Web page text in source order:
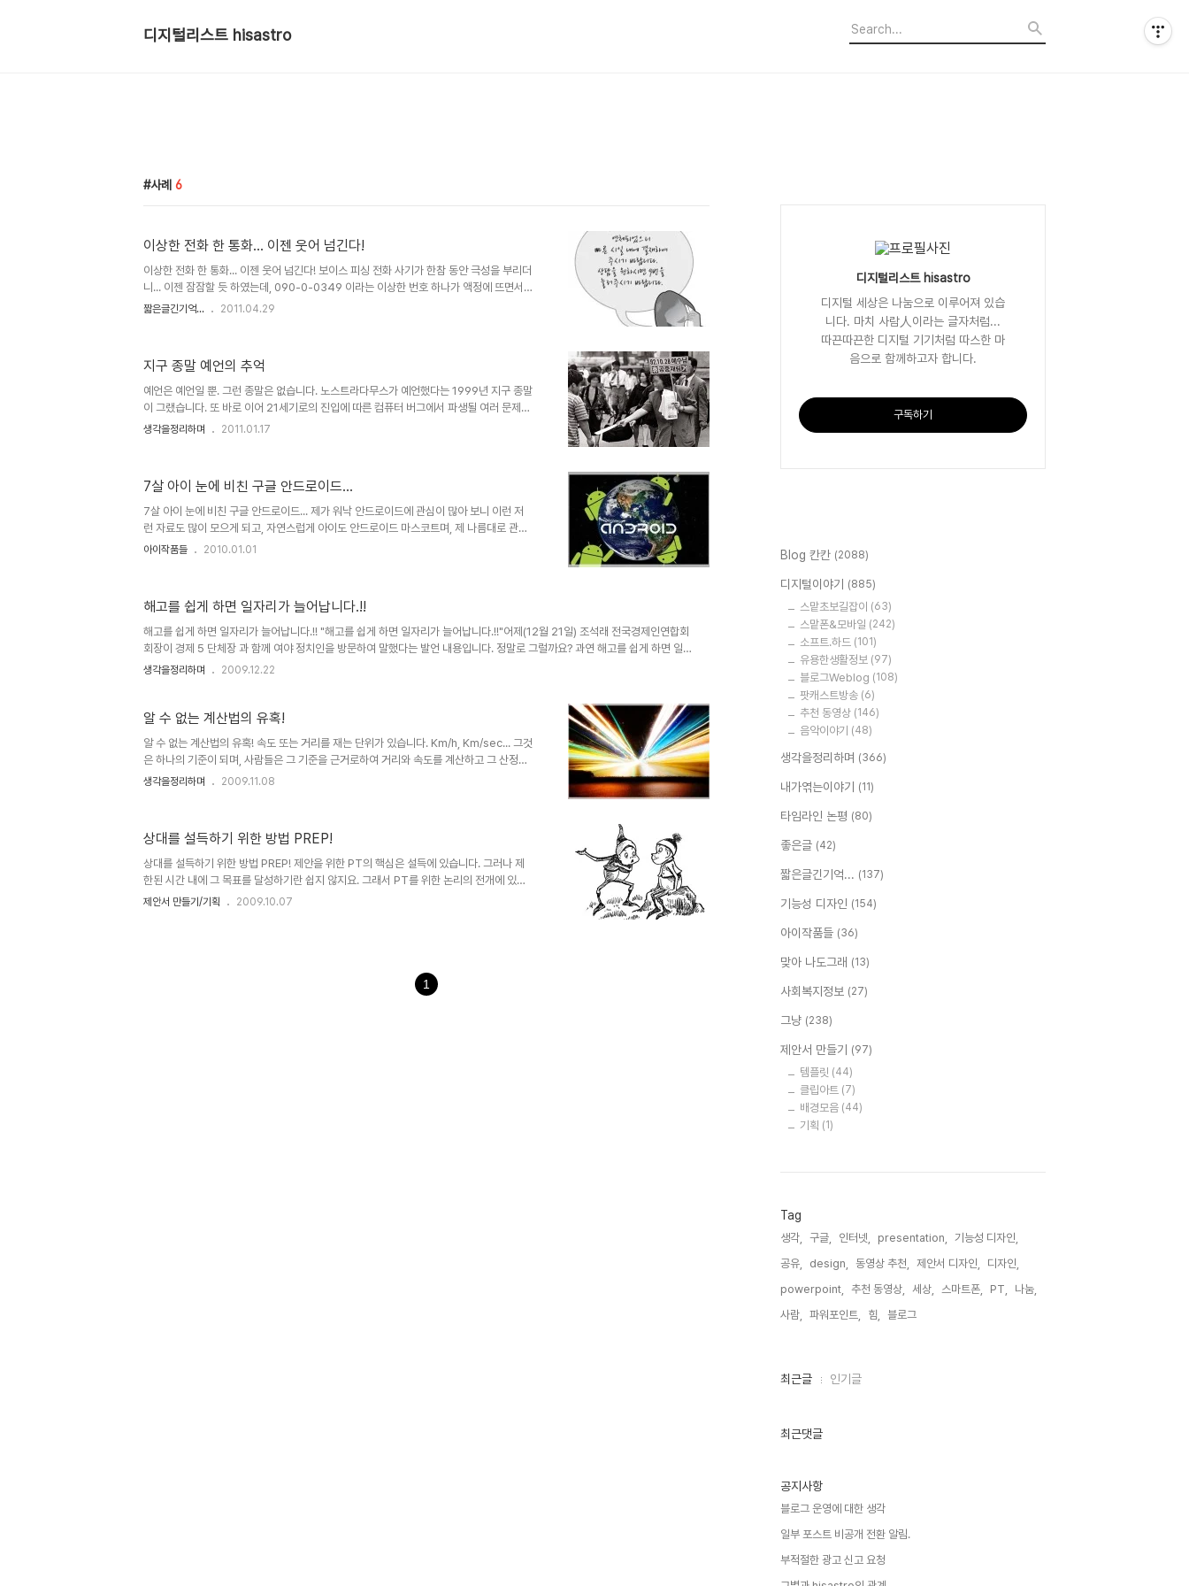
디지털리스트 hisastro
사례 6
이상한 전화 한 통화... 이젠 웃어 넘긴다!
이상한 전화 한 통화... 이젠 웃어 넘긴다! 보이스 피싱 전화 사기가 한참 동안 극성을 부리더
니... 이젠 잠잠할 듯 하였는데, 090-0-0349 이라는 이상한 번호 하나가 액정에 뜨면서
휴대전화 벨이 울립니다. 전화를 받자 마자 내가 "여보세요"를 하기도 전에 다음과 같은 여
이 되었지만,- 다시 들으니 발음도 영~ 시원찮고... 어설퍼도 너무 어설프다는 생각이 들었
습니다.상담직원이라는 부분에서는 삼성지원이라고 들리기도 합니다. 더구나 저..
짧은글긴기억... 2011.04.29
지구 종말 예언의 추억
예언은 예언일 뿐. 그런 종말은 없습니다. 노스트라다무스가 예언했다는 1999년 지구 종말
이 그랬습니다. 또 바로 이어 21세기로의 진입에 따른 컴퓨터 버그에서 파생될 여러 문제들
을 묶어 당장이라도 어찌 될 듯했던 Y2K(2천 년)의 기억도 그랬구요. 10년의 세월도 더 지
말 예언 1992년, 다미신인가 다미선인가라고 하는 일부 기독교 종파 -기독교 내에서는 이
단(異端)이라고 했었던- 에서 시한부 종말론을 내세워 1992년 10월 28일에 예수의 공
중..
생각을정리하며 2011.01.17
7살 아이 눈에 비친 구글 안드로이드...
7살 아이 눈에 비친 구글 안드로이드... 제가 워낙 안드로이드에 관심이 많아 보니 이런 저
런 자료도 많이 모으게 되고, 자연스럽게 아이도 안드로이드 마스코트며, 제 나름대로 관심
이 가는 그림들을 보게 되는 것도 같습니다. 그런데, 지난 주말에 문득 아이가 타블렛 노트
장실을 좀 다녀와서.. ^^ 노트북에 화면을 열어 놓고 보니... 두개의 창이 열려 있었는데, 하
나는 그냥 여러 과일 그림이 그려져 있었고, ▲ 7살 아이가 그린 과일들....
아이작품들 2010.01.01
해고를 쉽게 하면 일자리가 늘어납니다.!!
해고를 쉽게 하면 일자리가 늘어납니다.!! "해고를 쉽게 하면 일자리가 늘어납니다.!!"어제(12월 21일) 조석래 전국경제인연합회
회장이 경제 5 단체장 과 함께 여야 정치인을 방문하여 말했다는 발언 내용입니다. 정말로 그럴까요? 과연 해고를 쉽게 하면 일
자리가 늘어날까요? 혹, 일은 개 돼지처럼 시켜 놓고 급여도 개 돼지 취급하시려는 건 아닌지... 물론 현재를 살아가는 대부분의
젠가 숨겨진 우리의 근대사에 대한 책을 본 적이 있습니다.일제의 침략이 끝난..
생각을정리하며 2009.12.22
알 수 없는 계산법의 유혹!
알 수 없는 계산법의 유혹! 속도 또는 거리를 재는 단위가 있습니다. Km/h, Km/sec... 그것
은 하나의 기준이 되며, 사람들은 그 기준을 근거로하여 거리와 속도를 계산하고 그 산정된
결과로서 이해를 하기도 하고 감을 잡기도 합니다. 그러나 그 측량을 위한 기준은 순수하지
년엔 어떻고 하면서 인구감소와 노령화의 문제를 거론하고 있었습니다.-그 의도가 경고를
하고 있는 것이긴 하겠지만- 과연 2012년엔 그리고 2050년에는 정말로 그..
생각을정리하며 2009.11.08
상대를 설득하기 위한 방법 PREP!
상대를 설득하기 위한 방법 PREP! 제안을 위한 PT의 핵심은 설득에 있습니다. 그러나 제
한된 시간 내에 그 목표를 달성하기란 쉽지 않지요. 그래서 PT를 위한 논리의 전개에 있어
서는 전통적 방식인 귀납적 방법 보다 연역적 방법이 많이 취해지는 것이 현실입니다. 앞에
를 한 단계 끌어올린 논리전개 방법이라 할 수 있는데, 짧은 시간 내에 자신의 ..
제안서 만들기/기획 2009.10.07
1
디지털리스트 hisastro
디지털 세상은 나눔으로 이루어져 있습
니다. 마치 사람人이라는 글자처럼...
따끈따끈한 디지털 기기처럼 따스한 마
음으로 함께하고자 합니다.
구독하기
Blog 칸칸 (2088)
디지털이야기 (885)
스맡초보길잡이 (63)
스맡폰&모바일 (242)
소프트.하드 (101)
유용한생활정보 (97)
블로그Weblog (108)
팟캐스트방송 (6)
추천 동영상 (146)
음악이야기 (48)
생각을정리하며 (366)
내가엮는이야기 (11)
타임라인 논평 (80)
좋은글 (42)
짧은글긴기억... (137)
기능성 디자인 (154)
아이작품들 (36)
맞아 나도그래 (13)
사회복지정보 (27)
그냥 (238)
제안서 만들기 (97)
템플릿 (44)
클립아트 (7)
배경모음 (44)
기획 (1)
Tag
생각, 구글, 인터넷, presentation,
기능성 디자인,
공유,
design, 동영상 추천, 제안서 디자인,
디자인,
powerpoint,
추천 동영상, 세상, 스마트폰, PT,
나눔,
사람,
파워포인트, 힘, 블로그,
최
인
최근글 인기글
최근댓글
공지사항
블로그 운영에 대한 생각
일부 포스트 비공개 전환 알림.
부적절한 광고 신고 요청